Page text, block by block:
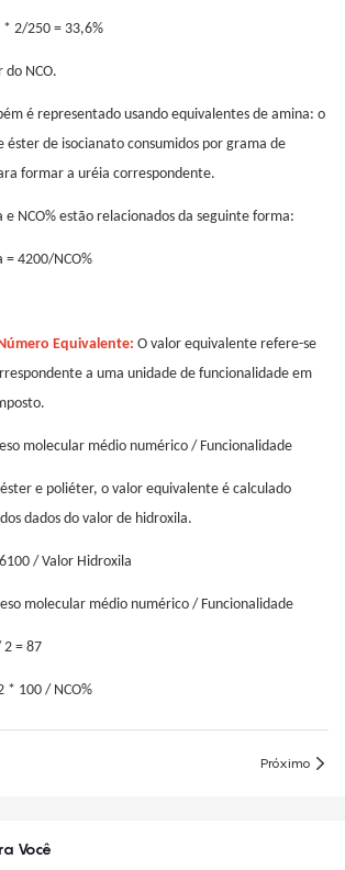
* 2/250 = 33,6%
do NCO.
é representado usando equivalentes de amina: o
éster de isocianato consumidos por grama de
formar a uréia correspondente.
e NCO% estão relacionados da seguinte forma:
= 4200/NCO%
Equivalente: O valor equivalente refere-se
a uma unidade de funcionalidade em
molecular médio numérico / Funcionalidade
e poliéter, o valor equivalente é calculado
dados do valor de hidroxila.
/ Valor Hidroxila
molecular médio numérico / Funcionalidade
87
/ NCO%
Próximo
Você